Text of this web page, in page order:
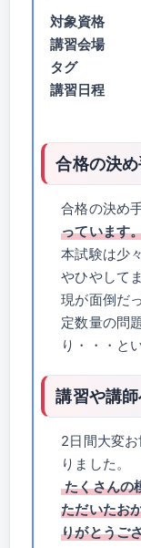
対象資格
講習会場
タグ
講習日程
合格の決
合格の決め手
っています
本試験は少
やひやして
現が面倒だ
定数量の問
り・・・と
講習や講
2日間大変
りました。
たくさんの
ただいたお
りがとうご